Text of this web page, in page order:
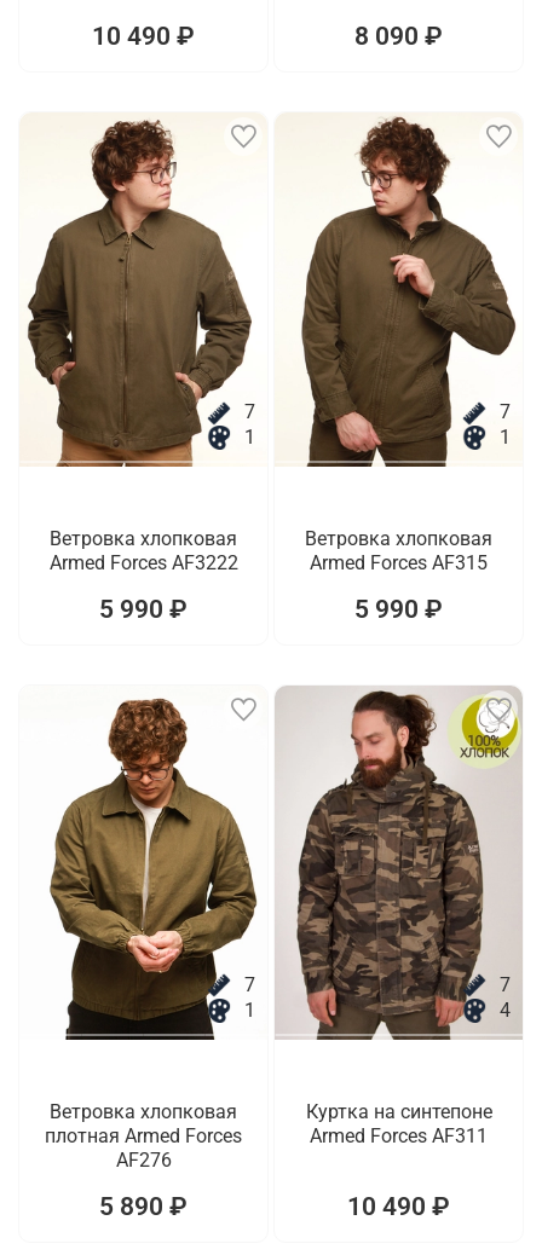
10 490 ₽ 8 090 ₽
7
1
Ветровка хлопковая
Armed Forces AF3222
5 990 ₽
7
1
Ветровка хлопковая
Armed Forces AF315
5 990 ₽
7
1
Ветровка хлопковая
плотная Armed Forces
AF276
5 890 ₽
7
4
Куртка на синтепоне
Armed Forces AF311
10 490 ₽